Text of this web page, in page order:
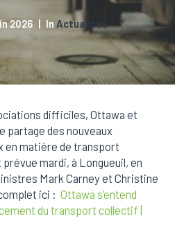
2026 In Actualités
difficiles, Ottawa et
partage des nouveaux
en matière de transport
mardi, à Longueuil, en
Mark Carney et Christine
ici : Ottawa s’entend
du transport collectif |